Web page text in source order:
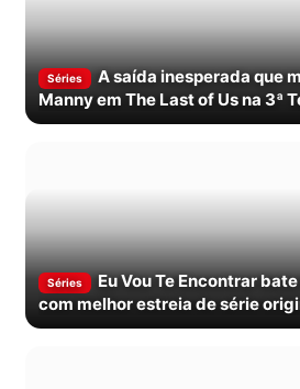
Séries
A saída inesperada que
Manny em The Last of Us na 3ª
Séries
Eu Vou Te Encontrar
com melhor estreia de série